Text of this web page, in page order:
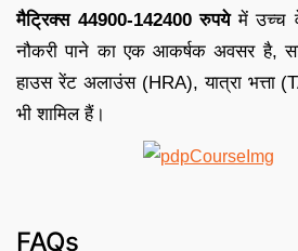
मैट्रिक्स 44900-142400 रुपयेमें उच्च
नौकरी पाने का एक आकर्षक अवसर है,
हाउस रेंट अलाउंस (HRA), यात्रा भत्ता
भी शामिल हैं।
FAQs